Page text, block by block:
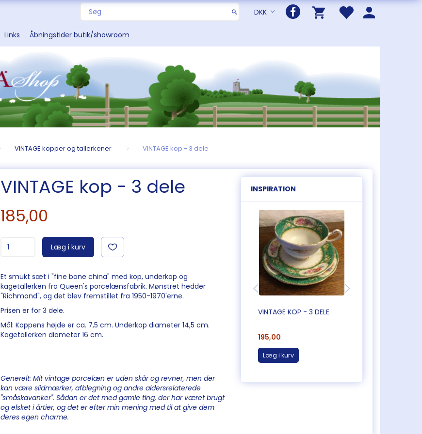
DKK
Links Åbningstider butik/showroom
VINTAGE kopper og tallerkener VINTAGE kop - 3 dele
VINTAGE kop - 3 dele
185,00
Læg i kurv
Et smukt sæt i "fine bone china" med kop, underkop og
kagetallerken fra Queen's porcelænsfabrik. Mønstret hedder
"Richmond", og det blev fremstillet fra 1950-1970'erne.
Prisen er for 3 dele.
Mål: Koppens højde er ca. 7,5 cm. Underkop diameter 14,5 cm.
Kagetallerken diameter 16 cm.
Generelt: Mit vintage porcelæn er uden skår og revner, men der
kan være slidmærker, afblegning og andre aldersrelaterede
"småskavanker". Sådan er det med gamle ting, der har været brugt
og elsket i årtier, og det er efter min mening med til at give dem
deres egen charme.
INSPIRATION
VINTAGE KOP - 3 DELE
195,00
Læg i kurv